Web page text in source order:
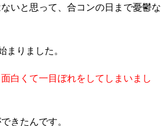
いと思って、合コンの日まで憂鬱な
りました。
白くて一目ぼれをしてしまいまし
きたんです。